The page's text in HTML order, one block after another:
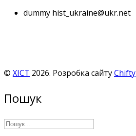
dummy hist_ukraine@ukr.net
© ХІСТ 2026. Розробка сайтуChifty
Пошук